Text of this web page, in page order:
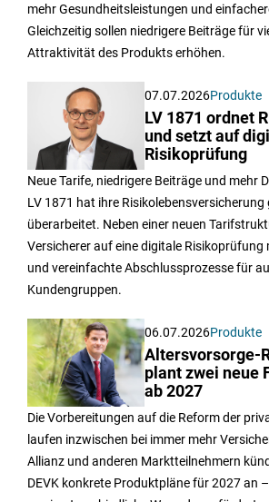
mehr Gesundheitsleistungen und
Gleichzeitig sollen niedrigere Beiträge für
Attraktivität des Produkts erhöhen.
07.07.2026Produkte
LV 1871 ordnet
und setzt auf
Risikoprüfung
Neue Tarife, niedrigere Beiträge und mehr
LV 1871 hat ihre Risikolebensversicherung
überarbeitet. Neben einer neuen
Versicherer auf eine digitale
und vereinfachte Abschlussprozesse für
Kundengruppen.
06.07.2026Produkte
Altersvorsorge-
plant zwei neue
ab 2027
Die Vorbereitungen auf die Reform der
laufen inzwischen bei immer mehr
Allianz und anderen Marktteilnehmern
DEVK konkrete Produktpläne für 2027 an